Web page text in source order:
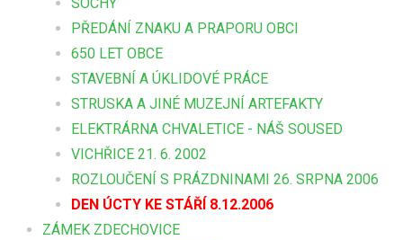
PŘEDÁNÍ ZNAKU A PRAPORU OBCI
650 LET OBCE
STAVEBNÍ A ÚKLIDOVÉ PRÁCE
STRUSKA A JINÉ MUZEJNÍ ARTEFAKTY
ELEKTRÁRNA CHVALETICE - NÁŠ SOUSED
VICHŘICE 21. 6. 2002
ROZLOUČENÍ S PRÁZDNINAMI 26. SRPNA 2006
DEN ÚCTY KE STÁŘÍ 8.12.2006
ZÁMEK ZDECHOVICE